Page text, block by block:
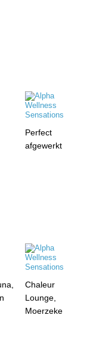
Perfect
afgewerkt
Chaleur
Lounge,
Moerzeke